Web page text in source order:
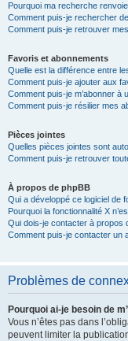
Pourquoi ma recherche
Comment puis-je rechercher
Comment puis-je retrouver
Favoris et abonnements
Quelle est la différence entre
Comment puis-je ajouter aux
Comment puis-je m’abonner à
Comment puis-je résilier mes
Pièces jointes
Quelles pièces jointes sont
Comment puis-je retrouver
À propos de phpBB
Qui a développé ce logiciel de
Pourquoi la fonctionnalité X
Qui dois-je contacter à propos
Comment puis-je contacter un
Problèmes de
Pourquoi ai-je besoin de
Vous n’êtes pas dans
peuvent limiter la